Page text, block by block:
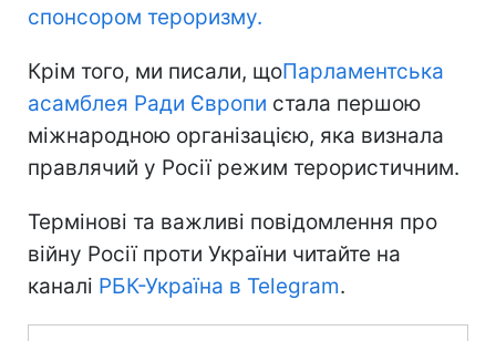
спонсором тероризму.
Крім того, ми писали, щоПарламентська
асамблея Ради Європи стала першою
міжнародною організацією, яка визнала
правлячий у Росії режим терористичним.
Термінові та важливі повідомлення про
війну Росії проти України читайте на
каналі РБК-Україна в Telegram.